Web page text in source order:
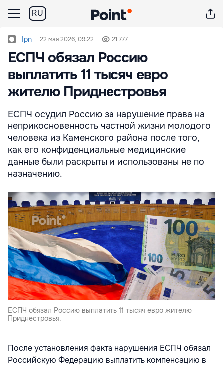
RU
Ipn 22 мая 2026, 09:22 21 777
ЕСПЧ обязал Россию
выплатить 11 тысяч евро
жителю Приднестровья
ЕСПЧ осудил Россию за нарушение права на
неприкосновенность частной жизни молодого
человека из Каменского района после того,
как его конфиденциальные медицинские
данные были раскрыты и использованы не по
назначению.
ЕСПЧ обязал Россию выплатить 11 тысяч евро жителю
Приднестровья.
После установления факта нарушения ЕСПЧ обязал
Российскую Федерацию выплатить компенсацию в